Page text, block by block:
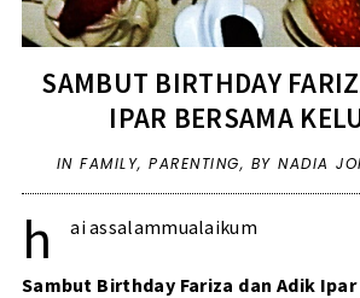
SAMBUT BIRTHDAY
IPAR BERSAMA
INFAMILY,PARENTING, BY NADIA
h ai assalammualaikum
Sambut Birthday Fariza dan Adik Ipar